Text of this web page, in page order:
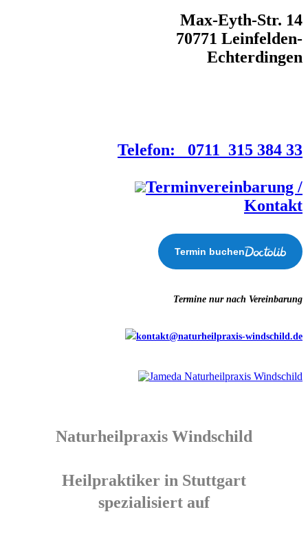
Max-Eyth-Str. 14
70771 Leinfelden-
Echterdingen
Telefon: 0711 315 384 33
Terminvereinbarung /
Kontakt
Termin buchen
Termine nur nach Vereinbarung
kontakt@naturheilpraxis-windschild.de
Naturheilpraxis Windschild
Heilpraktiker in Stuttgart
spezialisiert auf